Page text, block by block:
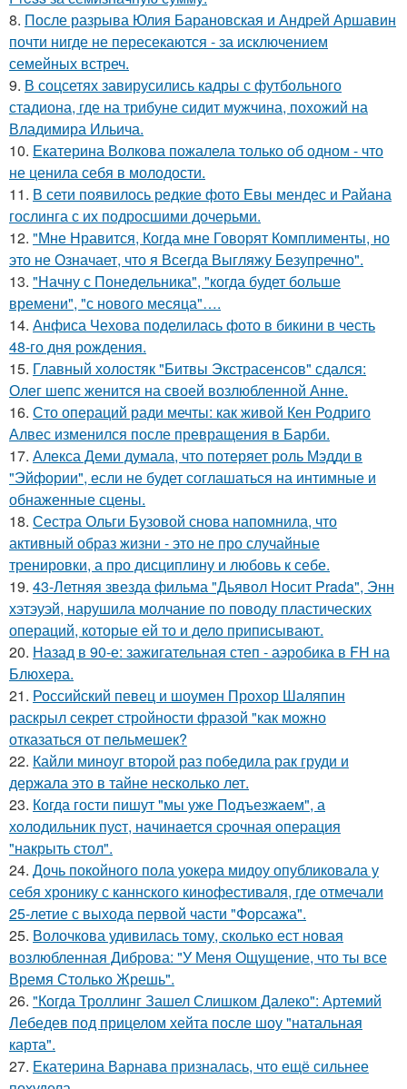
8. После разрыва Юлия Барановская и Андрей Аршавин
почти нигде не пересекаются - за исключением
семейных встреч.
9. В соцсетях завирусились кадры с футбольного
стадиона, где на трибуне сидит мужчина, похожий на
Владимира Ильича.
10. Екатерина Волкова пожалела только об одном - что
не ценила себя в молодости.
11. В сети появилось редкие фото Евы мендес и Райана
гослинга с их подросшими дочерьми.
12. "Мне Нравится, Когда мне Говорят Комплименты, но
это не Означает, что я Всегда Выгляжу Безупречно".
13. "Начну с Понедельника", "когда будет больше
времени", "с нового месяца"….
14. Анфиса Чехова поделилась фото в бикини в честь
48-го дня рождения.
15. Главный холостяк "Битвы Экстрасенсов" сдался:
Олег шепс женится на своей возлюбленной Анне.
16. Сто операций ради мечты: как живой Кен Родриго
Алвес изменился после превращения в Барби.
17. Алекса Деми думала, что потеряет роль Мэдди в
"Эйфории", если не будет соглашаться на интимные и
обнаженные сцены.
18. Сестра Ольги Бузовой снова напомнила, что
активный образ жизни - это не про случайные
тренировки, а про дисциплину и любовь к себе.
19. 43-Летняя звезда фильма "Дьявол Носит Prada", Энн
хэтэуэй, нарушила молчание по поводу пластических
операций, которые ей то и дело приписывают.
20. Назад в 90-е: зажигательная степ - аэробика в FH на
Блюхера.
21. Российский певец и шоумен Прохор Шаляпин
раскрыл секрет стройности фразой "как можно
отказаться от пельмешек?
22. Кайли миноуг второй раз победила рак груди и
держала это в тайне несколько лет.
23. Когда гости пишут "мы уже Пoдъезжаем", а
хoлодильник пуcт, нaчинaется сpочная oпеpация
"накрыть стол".
24. Дочь покойного пола уокера мидоу опубликовала у
себя хронику с каннского кинофестиваля, где отмечали
25-летие с выхода первой части "Форсажа".
25. Волочкова удивилась тому, сколько ест новая
возлюбленная Диброва: "У Меня Ощущение, что ты все
Время Столько Жрешь".
26. "Когда Троллинг Зашел Слишком Далеко": Артемий
Лебедев под прицелом хейта после шоу "натальная
карта".
27. Екатерина Варнава призналась, что ещё сильнее